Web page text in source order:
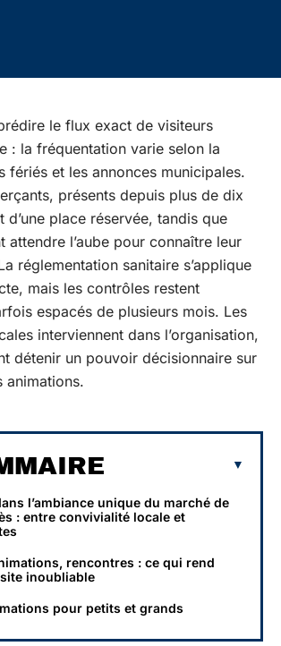
le flux exact de visiteurs
: la fréquentation varie selon la
fériés et les annonces municipales.
présents depuis plus de dix
d’une place réservée, tandis que
attendre l’aube pour connaître leur
réglementation sanitaire s’applique
mais les contrôles restent
espacés de plusieurs mois. Les
interviennent dans l’organisation,
détenir un pouvoir décisionnaire sur
animations.
l’ambiance unique du marché de
: entre convivialité locale et
rencontres : ce qui rend
inoubliable
pour petits et grands